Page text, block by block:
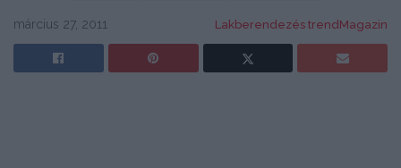
március 27, 2011 Lakberendezés trendMagazin